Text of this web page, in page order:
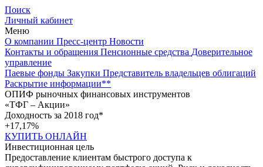
Поиск
Личный кабинет
Меню
О компании Пресс-центр Новости
Контакты и обращения Пенсионные средства Доверительное
управление
Паевые фонды Закупки Представитель владельцев облигаций
Раскрытие информации**
ОПИФ рыночных финансовых инструментов
«ТФГ – Акции»
Доходность за 2018 год*
+17,17%
КУПИТЬ ОНЛАЙН
Инвестиционная цель
Предоставление клиентам быстрого доступа к